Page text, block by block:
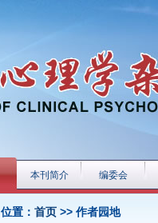
本刊简介 编委会
位置：首页 >>作者园地